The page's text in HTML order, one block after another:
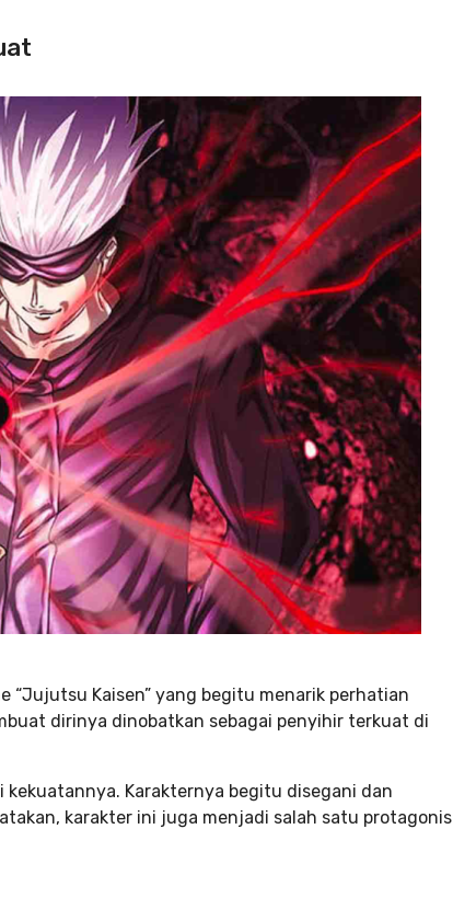
“Jujutsu Kaisen” yang begitu menarik perhatian
dirinya dinobatkan sebagai penyihir terkuat di
Karakternya begitu disegani dan
karakter ini juga menjadi salah satu protagonis